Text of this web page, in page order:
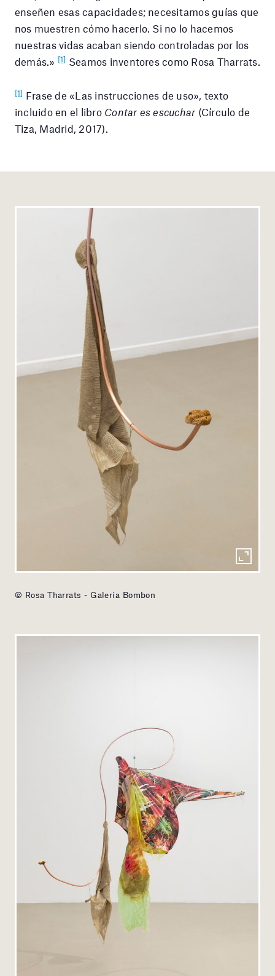
enseñen esas capacidades; necesitamos guías que
nos muestren cómo hacerlo. Si no lo hacemos
nuestras vidas acaban siendo controladas por los
demás.» [1] Seamos inventores como Rosa Tharrats.
[1] Frase de «Las instrucciones de uso», texto
incluido en el libro Contar es escuchar(Círculo de
Tiza, Madrid, 2017).
© Rosa Tharrats - Galería Bombon